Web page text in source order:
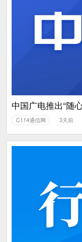
中国广电推出“随
C114通信网 3天前